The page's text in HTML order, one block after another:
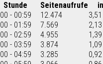
Stunde Seitenaufrufe
- 00:59
12.474
- 01:59
7.569
- 02:59
4.955
- 03:59
3.874
- 04:59
3.285